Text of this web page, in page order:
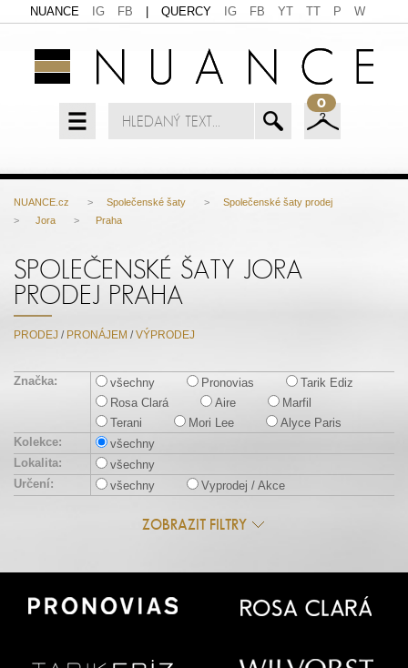
NUANCE IG FB QUERCY IG FB YT TT P W
0
NUANCE.cz > Společenské šaty > Společenské šaty prodej
>
Jora > Praha
SPOLEČENSKÉ ŠATY JORA
PRODEJ PRAHA
PRODEJ / PRONÁJEM /VÝPRODEJ
Značka: všechny Pronovias
Tarik Ediz
Rosa Clará
Aire
Marfil
Terani
Mori Lee
Alyce Paris
Kolekce:
všechny
Lokalita:
všechny
Určení:
všechny Vyprodej / Akce
ZOBRAZIT FILTRY